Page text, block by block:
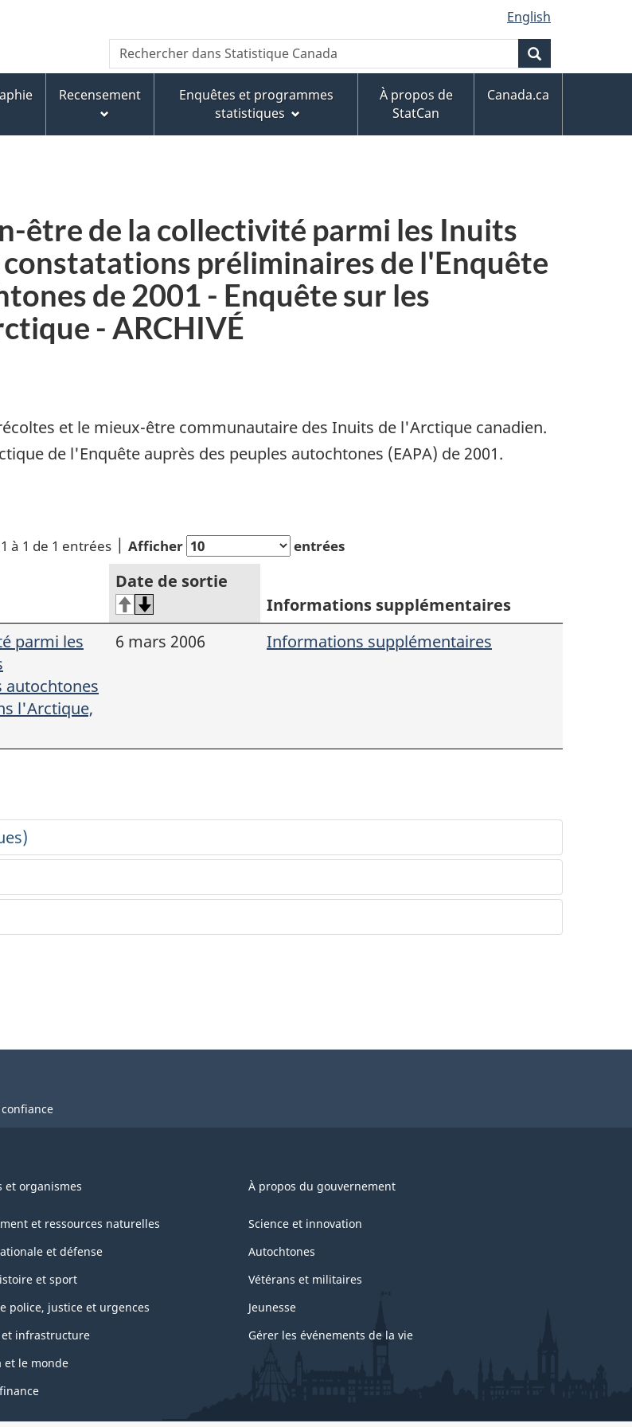
au
contenu
principal
au
pied
de
page
version
HTML
simplifiée
English
WxT
Search
form
Rechercher dans Statistique Canada
Recensement
Enquêtes et programmes
statistiques
À propos de
StatCan
Canada.ca
être de la collectivité parmi les Inuits
préliminaires de l'Enquête
de 2001 - Enquête sur les
- ARCHIVÉ
et le mieux-être communautaire des Inuits de l'Arctique canadien.
de l'Enquête auprès des peuples autochtones (EAPA) de 2001.
à 1 de 1 entrées Afficher entrées
Date de sortie
Informations supplémentaires
parmi les
autochtones
l'Arctique,
6 mars 2006 Informations supplémentaires
et organismes À propos du gouvernement
et ressources naturelles
et défense
et sport
police, justice et urgences
infrastructure
et le monde
Science et innovation
Autochtones
Vétérans et militaires
Jeunesse
Gérer les événements de la vie